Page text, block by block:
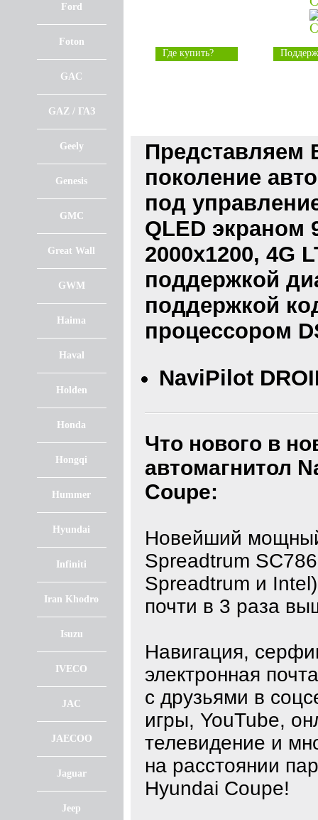
Ford
Foton
GAC
GAZ / ГАЗ
Geely
Genesis
GMC
Great Wall
GWM
Haima
Haval
Holden
Honda
Hongqi
Hummer
Hyundai
Infiniti
Iran Khodro
Isuzu
IVECO
JAC
JAECOO
Jaguar
Jeep
Где купить?
поколение
под
QLED
2000x1200, 4G
поддержкой
поддержкой
процессором
NaviPilot
Что нового в
автомагнитол
Coupe:
Новейший
Spreadtrum
Spreadtrum и
почти в 3 раза
Навигация,
электронная
с друзьями в
игры, YouTube,
телевидение и
на расстоянии
Hyundai Coupe!